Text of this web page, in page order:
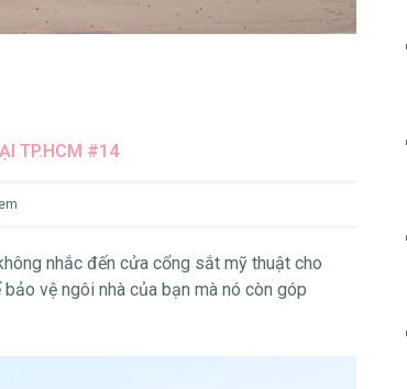
TP.HCM #14
nhắc đến cửa cổng sắt mỹ thuật cho
vệ ngôi nhà của bạn mà nó còn góp